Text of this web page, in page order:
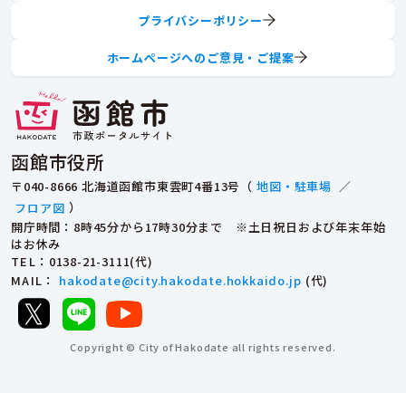
函館市役所
〒040-8666 北海道函館市東雲町4番13号（ 地図・駐車場 ／
フロア図 ）
開庁時間：8時45分から17時30分まで ※土日祝日および年末年始
はお休み
TEL ：0138-21-3111(代)
MAIL ： hakodate@city.hakodate.hokkaido.jp (代)
プライバシーポリシー
ホームページへのご意見・ご提案
Copyright © City of Hakodate all rights reserved.